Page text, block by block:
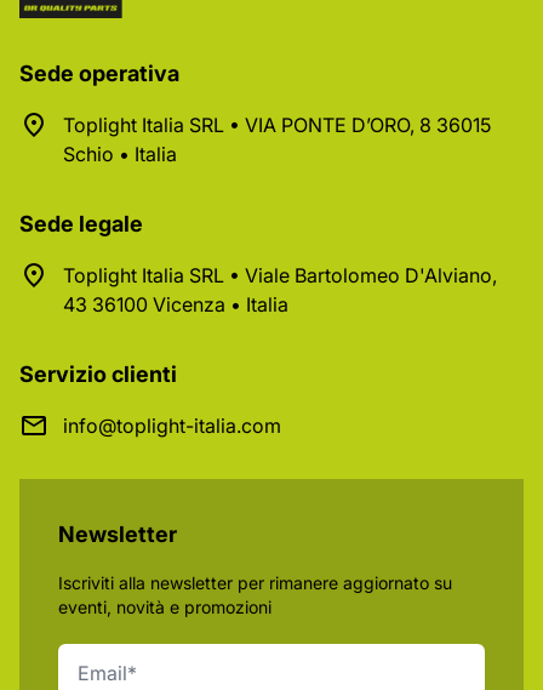
Sede operativa
Toplight Italia SRL • VIA PONTE D’ORO, 8 36015
Schio • Italia
Sede legale
Toplight Italia SRL • Viale Bartolomeo D'Alviano,
43 36100 Vicenza • Italia
Servizio clienti
info@toplight-italia.com
Newsletter
Iscriviti alla newsletter per rimanere aggiornato su
eventi, novità e promozioni